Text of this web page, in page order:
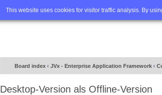
This website uses cookies for visitor traffic analysis. By
Home FAQ
Board index ‹ JVx - Enterprise Application Framework ‹
Desktop-Version als Offline-Version